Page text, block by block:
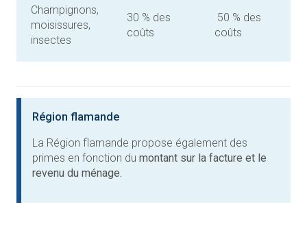
Champignons,
moisissures,
insectes
30 % des
coûts
50 % des
coûts
Région flamande
La Région flamande propose également des
primes en fonction du montant sur la facture et le
revenu du ménage.